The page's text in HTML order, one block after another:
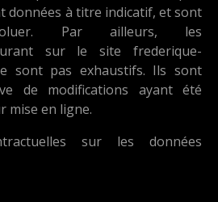
données à titre indicatif, et sont
Par ailleurs, les
sur le site frederique-
sont pas exhaustifs. Ils sont
de modifications ayant été
mise en ligne.
sur les données